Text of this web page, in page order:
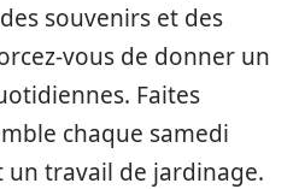
souvenirs et des
vous de donner un
Faites
chaque samedi
un travail de jardinage.